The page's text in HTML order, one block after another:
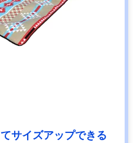
サイズアップできる